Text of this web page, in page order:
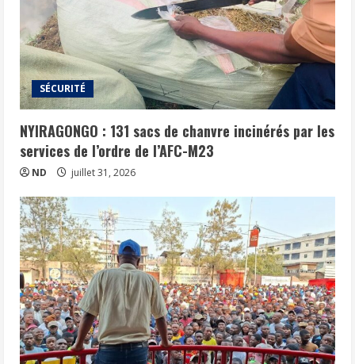
SÉCURITÉ
NYIRAGONGO : 131 sacs de chanvre incinérés par les
services de l’ordre de l’AFC-M23
ND juillet 31, 2026